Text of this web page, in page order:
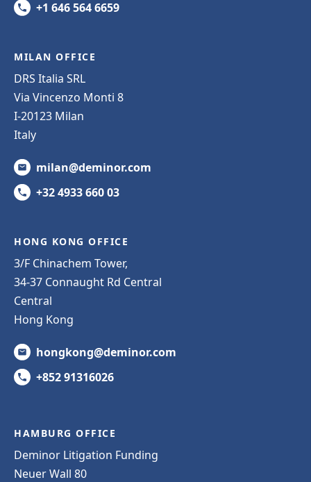
+1 646 564 6659
MILAN OFFICE
DRS Italia SRL
Via Vincenzo Monti 8
I-20123 Milan
Italy
milan@deminor.com
+32 4933 660 03
HONG KONG OFFICE
3/F Chinachem Tower,
34-37 Connaught Rd Central
Central
Hong Kong
hongkong@deminor.com
+852 91316026
HAMBURG OFFICE
Deminor Litigation Funding
Neuer Wall 80